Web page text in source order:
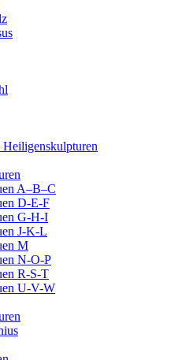
A–B–C
D-E-F
G-H-I
J-K-L
M
N-O-P
R-S-T
U-V-W